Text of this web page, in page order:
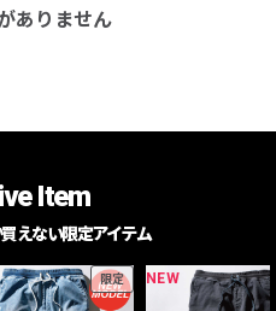
ありません
Item
えない限定アイテム
限定 NEW